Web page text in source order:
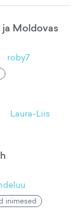
Moldovas
roby7
Laura-Liis
inimesed